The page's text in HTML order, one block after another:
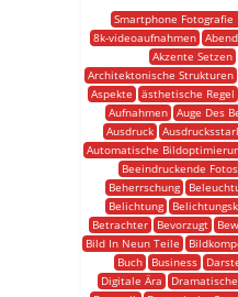
Smartphone Fotografie
8k-videoaufnahmen
Akzente Setzen
Architektonische Strukturen
Aspekte
ästhetische Regel
Aufnahmen
Auge Des
Ausdruck
Automatische
Beeindruckende Fotos
Beherrschung
Belichtung
Betrachter
Bevorzugt
Bild In Neun Teile
Buch
Business
Digitale Ära